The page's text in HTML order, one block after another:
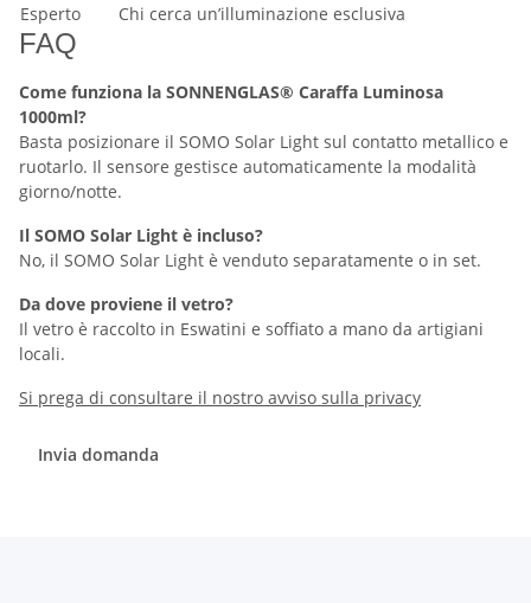
Esperto
Chi cerca un’illuminazione esclusiva
FAQ
Come funziona la SONNENGLAS® Caraffa Luminosa
1000ml?
Basta posizionare il SOMO Solar Light sul contatto metallico e
ruotarlo. Il sensore gestisce automaticamente la modalità
giorno/notte.
Il SOMO Solar Light è incluso?
No, il SOMO Solar Light è venduto separatamente o in set.
Da dove proviene il vetro?
Il vetro è raccolto in Eswatini e soffiato a mano da artigiani
locali.
Si prega di consultare il nostro avviso sulla privacy
Invia domanda